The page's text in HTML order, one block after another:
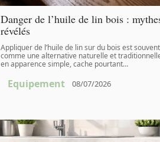
Danger de l’huile de lin bois :
révélés
Appliquer de l’huile de lin sur du bois est
comme une alternative naturelle et
en apparence simple, cache pourtant…
Equipement 08/07/2026